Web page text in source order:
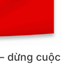
dừng cuộc